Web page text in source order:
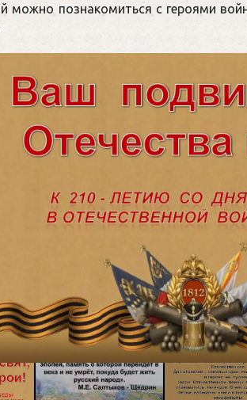
можно познакомиться с героями